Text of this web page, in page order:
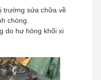
trường sửa chữa về
chóng.
do hư hỏng khối xi